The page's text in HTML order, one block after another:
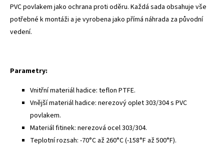
PVC povlakem jako ochrana proti oděru. Každá sada obsahuje vše
potřebné k montáži a je vyrobena jako přímá náhrada za původní
vedení.
Parametry:
Vnitřní materiál hadice: teflon PTFE.
Vnější materiál hadice: nerezový oplet 303/304 s PVC
povlakem.
Materiál fitinek: nerezová ocel 303/304.
Teplotní rozsah: -70°C až 260°C (-158°F až 500°F).